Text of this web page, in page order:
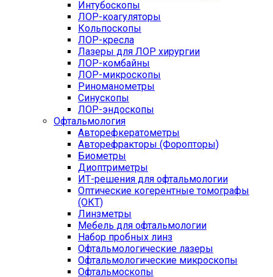
Интубоскопы
ЛОР-коагуляторы
Кольпоскопы
ЛОР-кресла
Лазеры для ЛОР хирургии
ЛОР-комбайны
ЛОР-микроскопы
Риноманометры
Синускопы
ЛОР-эндоскопы
Офтальмология
Авторефкератометры
Авторефракторы (Форопторы)
Биометры
Диоптриметры
ИТ-решения для офтальмологии
Оптические когерентные томографы
(ОКТ)
Линзметры
Мебель для офтальмологии
Набор пробных линз
Офтальмологические лазеры
Офтальмологические микроскопы
Офтальмоскопы